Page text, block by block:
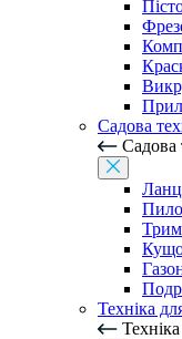
Садова
Садова
Техніка